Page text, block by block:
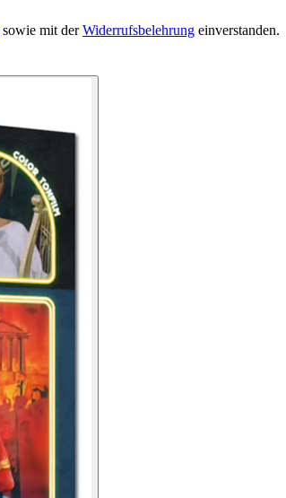
sowie mit derWiderrufsbelehrung einverstanden.